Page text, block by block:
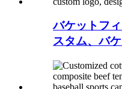
バケットフ
スタム、バ